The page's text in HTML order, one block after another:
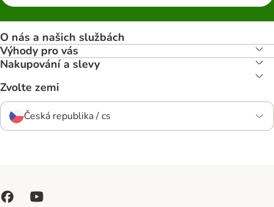
O nás a našich službách
Výhody pro vás
Nakupování a slevy
Zvolte zemi
Česká republika / cs